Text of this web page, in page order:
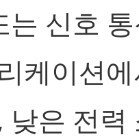
는 신호
케이션
낮은 전력